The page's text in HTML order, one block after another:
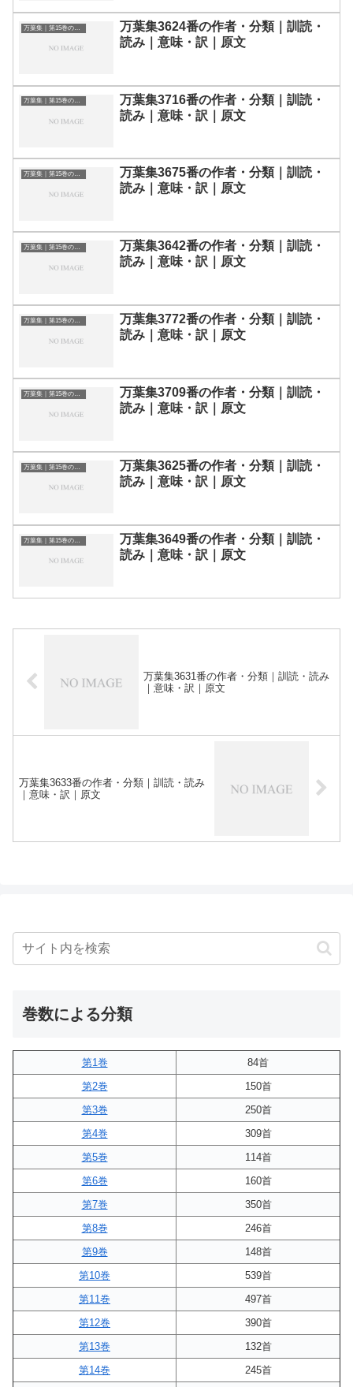
万葉集｜第15巻の和歌一覧
万葉集3624番の作者・分類｜訓読・
読み｜意味・訳｜原文
万葉集｜第15巻の和歌一覧
万葉集3716番の作者・分類｜訓読・
読み｜意味・訳｜原文
万葉集｜第15巻の和歌一覧
万葉集3675番の作者・分類｜訓読・
読み｜意味・訳｜原文
万葉集｜第15巻の和歌一覧
万葉集3642番の作者・分類｜訓読・
読み｜意味・訳｜原文
万葉集｜第15巻の和歌一覧
万葉集3772番の作者・分類｜訓読・
読み｜意味・訳｜原文
万葉集｜第15巻の和歌一覧
万葉集3709番の作者・分類｜訓読・
読み｜意味・訳｜原文
万葉集｜第15巻の和歌一覧
万葉集3625番の作者・分類｜訓読・
読み｜意味・訳｜原文
万葉集｜第15巻の和歌一覧
万葉集3649番の作者・分類｜訓読・
読み｜意味・訳｜原文
万葉集3631番の作者・分類｜訓読・読み
｜意味・訳｜原文
万葉集3633番の作者・分類｜訓読・読み
｜意味・訳｜原文
巻数による分類
第1巻
84首
第2巻
150首
第3巻
250首
第4巻
309首
第5巻
114首
第6巻
160首
第7巻
350首
第8巻
246首
第9巻
148首
第10巻
539首
第11巻
497首
第12巻
390首
第13巻
132首
第14巻
245首